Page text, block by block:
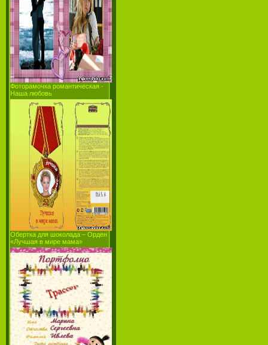
Фоторамочка романтическая -
Наша любовь
Обертка для шоколада – Орден
«Лучшая в мире мама»